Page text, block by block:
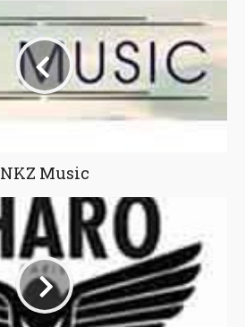
NKZ Music